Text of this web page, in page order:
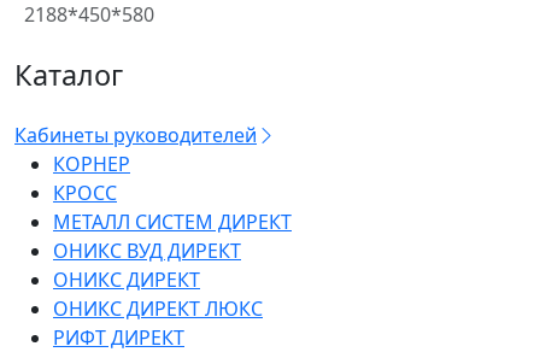
2188*450*580
Каталог
Кабинеты руководителей
КОРНЕР
КРОСС
МЕТАЛЛ СИСТЕМ ДИРЕКТ
ОНИКС ВУД ДИРЕКТ
ОНИКС ДИРЕКТ
ОНИКС ДИРЕКТ ЛЮКС
РИФТ ДИРЕКТ